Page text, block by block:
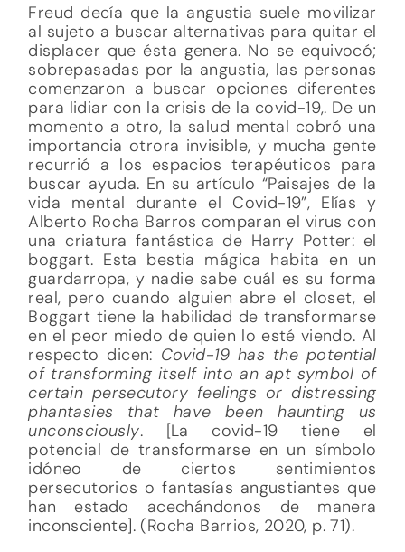
Freud decía que la angustia suele movilizar
al sujeto a buscar alternativas para quitar el
displacer que ésta genera. No se equivocó;
sobrepasadas por la angustia, las personas
comenzaron a buscar opciones diferentes
para lidiar con la crisis de la covid-19,. De un
momento a otro, la salud mental cobró una
importancia otrora invisible, y mucha gente
recurrió a los espacios terapéuticos para
buscar ayuda. En su artículo “Paisajes de la
vida mental durante el Covid-19”, Elías y
Alberto Rocha Barros comparan el virus con
una criatura fantástica de Harry Potter: el
boggart. Esta bestia mágica habita en un
guardarropa, y nadie sabe cuál es su forma
real, pero cuando alguien abre el closet, el
Boggart tiene la habilidad de transformarse
en el peor miedo de quien lo esté viendo. Al
respecto dicen: Covid-19 has the potential
of transforming itself into an apt symbol of
certain persecutory feelings or distressing
phantasies that have been haunting us
unconsciously. [La covid-19 tiene el
potencial de transformarse en un símbolo
idóneo de ciertos sentimientos
persecutorios o fantasías angustiantes que
han estado acechándonos de manera
inconsciente]. (Rocha Barrios, 2020, p. 71).